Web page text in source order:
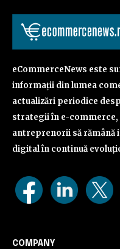
eCommerceNews este
informații din lumea
actualizări periodice
strategii în e-
antreprenorii să
digital în continuă
COMPANY